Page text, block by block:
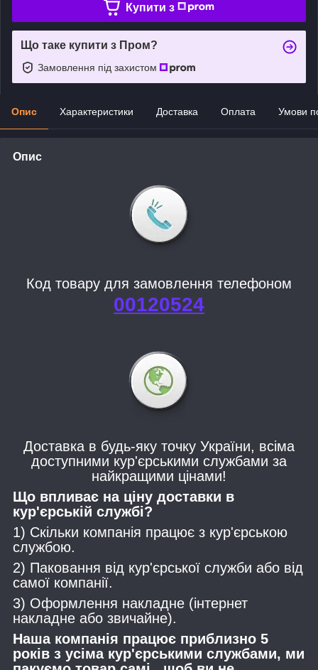
Купити з
Що таке купити з Пром?
Замовлення під захистом
Опис Характеристики Доставка Оплата Умови
Опис
Код товару для замовлення телефоном
00120524
Доставка в будь-яку точку України, всіма
доступними кур'єрськими службами за
найкращими цінами!
Що впливає на ціну доставки в
кур'єрській службі?
1) Скільки компанія працює з кур'єрською
службою.
2) Паковання від кур'єрської служби або від
самої компанії.
3) Оформлення накладне (інтернет
накладне або звичайне).
Наша компанія працює приблизно 5
років з усіма кур'єрськими службами, ми